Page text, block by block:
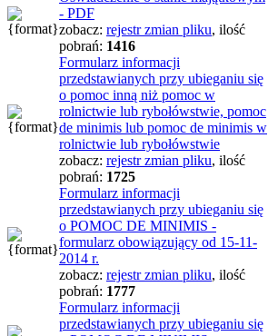
- PDF
zobacz: rejestr zmian pliku, ilość
pobrań: 1416
Formularz informacji
przedstawianych przy ubieganiu się
o pomoc inną niż pomoc w
rolnictwie lub rybołówstwie, pomoc
de minimis lub pomoc de minimis w
rolnictwie lub rybołówstwie
zobacz: rejestr zmian pliku, ilość
pobrań: 1725
Formularz informacji
przedstawianych przy ubieganiu się
o POMOC DE MINIMIS -
formularz obowiązujący od 15-11-
2014 r.
zobacz: rejestr zmian pliku, ilość
pobrań: 1777
Formularz informacji
przedstawianych przy ubieganiu się